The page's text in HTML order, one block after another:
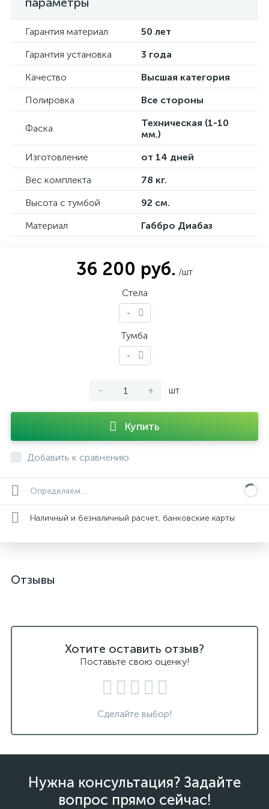
Гарантия материал
50 лет
Гарантия установка
3 года
Качество
Высшая категория
Полировка
Все стороны
Фаска
Техническая (1-10
мм.)
Изготовление
от 14 дней
Вес комплекта
78 кг.
Высота с тумбой
92 см.
Материал
Габбро Диабаз
36 200 руб. /шт
Стела
-
Тумба
-
- + шт
Купить
Добавить к сравнению
Определяем...
Наличный и безналичный расчет, банковские карты
Отзывы
Хотите оставить отзыв?
Поставьте свою оценку!
Сделайте выбор!
Нужна консультация? Задайте
вопрос прямо сейчас!